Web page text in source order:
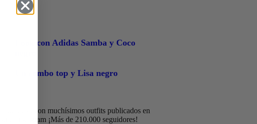
Look con Adidas Samba y Coco
Un combo top y Lisa negro
tu bolso con muchísimos outfits publicados en
Instagram ¡Más de 210.000 seguidores!